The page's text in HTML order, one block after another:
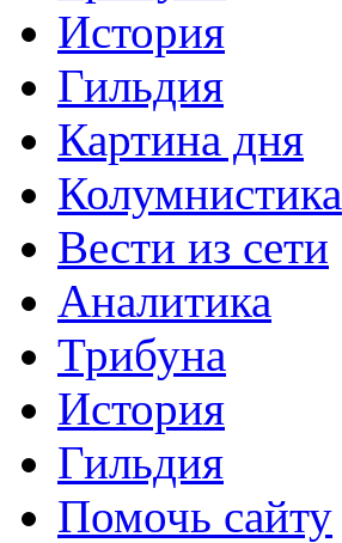
История
Гильдия
Картина дня
Колумнистика
Вести из сети
Аналитика
Трибуна
История
Гильдия
Помочь сайту